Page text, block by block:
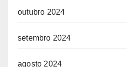
outubro 2024
setembro 2024
agosto 2024